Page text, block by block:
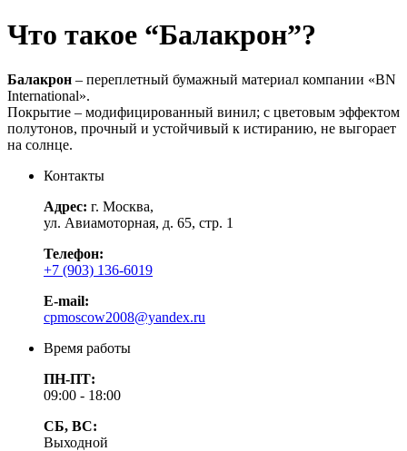
Что такое “Балакрон”?
Балакрон – переплетный бумажный материал компании «BN
International».
Покрытие – модифицированный винил; с цветовым эффектом
полутонов, прочный и устойчивый к истиранию, не выгорает
на солнце.
Контакты
Адрес: г. Москва,
ул. Авиамоторная, д. 65, стр. 1
Телефон:
+7 (903) 136-6019
E-mail:
cpmoscow2008@yandex.ru
Время работы
ПН-ПТ:
09:00 - 18:00
СБ, ВС:
Выходной